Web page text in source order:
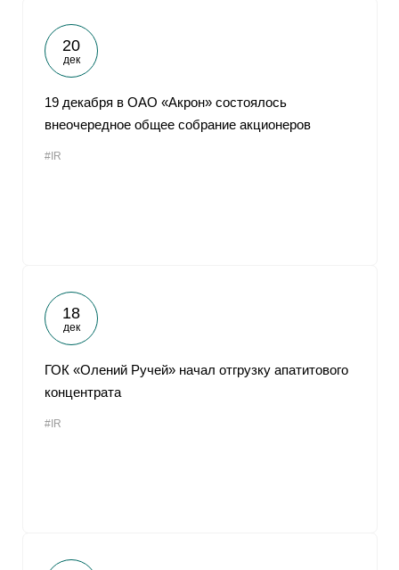
20
дек
19 декабря в ОАО «Акрон» состоялось
внеочередное общее собрание акционеров
#IR
18
дек
ГОК «Олений Ручей» начал отгрузку апатитового
концентрата
#IR